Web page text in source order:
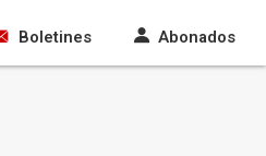
Boletines Abonados